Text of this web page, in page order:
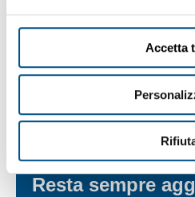
Accetta
Resta sempre